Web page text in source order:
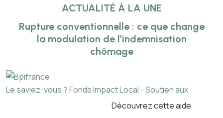
ACTUALITÉ À LA UNE
Rupture conventionnelle : ce que change
la modulation de l’indemnisation
chômage
Le saviez-vous ?Fonds Impact Local - Soutien aux
Découvrez cette aide